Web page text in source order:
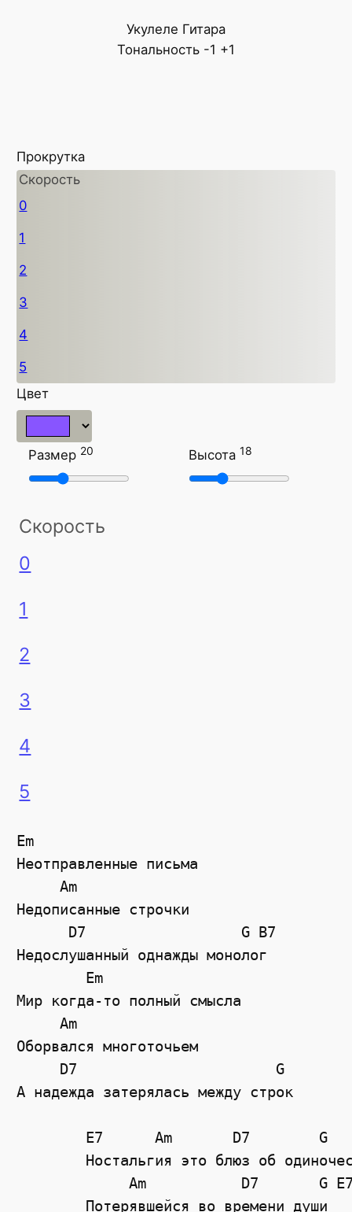
Укулеле Гитара
Тональность -1 +1
Прокрутка
Скорость
0
1
2
3
4
5
Цвет
Размер 20 Высота 18
Скорость
0
1
2
3
4
5
Em
Неотправленные письма
     Am
Недописанные строчки
      D7                  G B7
Недослушанный однажды монолог
        Em
Мир когда-то полный смысла
     Am
Оборвался многоточьем
     D7                       G
А надежда затерялась между строк